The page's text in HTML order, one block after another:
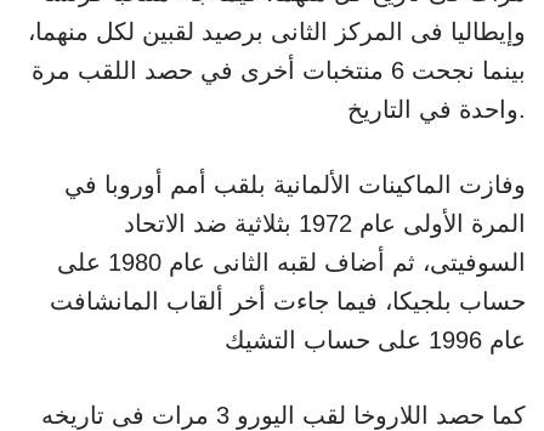
وإيطاليا فى المركز الثانى برصيد لقبين لكل منهما،
بينما نجحت 6 منتخبات أخرى في حصد اللقب مرة
واحدة في التاريخ.
وفازت الماكينات الألمانية بلقب أمم أوروبا في
المرة الأولى عام 1972 بثلاثية ضد الاتحاد
السوفيتى، ثم أضاف لقبه الثانى عام 1980 على
حساب بلجيكا، فيما جاءت أخر ألقاب المانشافت
عام 1996 على حساب التشيك
كما حصد اللاروخا لقب اليورو 3 مرات فى تاريخه